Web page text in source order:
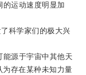
运动速度明显加
科学家们的极大兴
源于宇宙中其他天
存在某种未知力量